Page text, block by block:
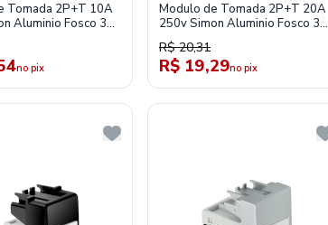
Tomada 2P+T 10A
Aluminio Fosco 30
no pix
Modulo de Tomada 2P+T 20A
250v Simon Aluminio Fosco 30
30427-34
R$ 20,31
R$ 19,29no pix